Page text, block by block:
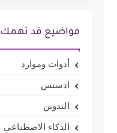
مواضيع قد تهمك
أدوات وموارد
ادسنس
التدوين
الذكاء الاصطناعي